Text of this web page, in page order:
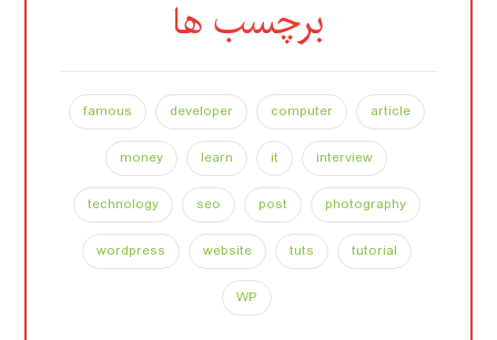
برچسب ها
article
computer
developer
famous
interview
it
learn
money
photography
post
seo
technology
tutorial
tuts
website
wordpress
WP